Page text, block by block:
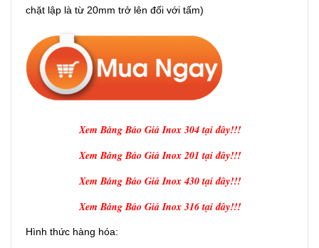
chặt lập là từ 20mm trở lên đối với tấm)
Xem Bảng Báo Giá Inox 304 tại đây!!!
Xem Bảng Báo Giá Inox 201 tại đây!!!
Xem Bảng Báo Giá Inox 430 tại đây!!!
Xem Bảng Báo Giá Inox 316 tại đây!!!
Hình thức hàng hóa: